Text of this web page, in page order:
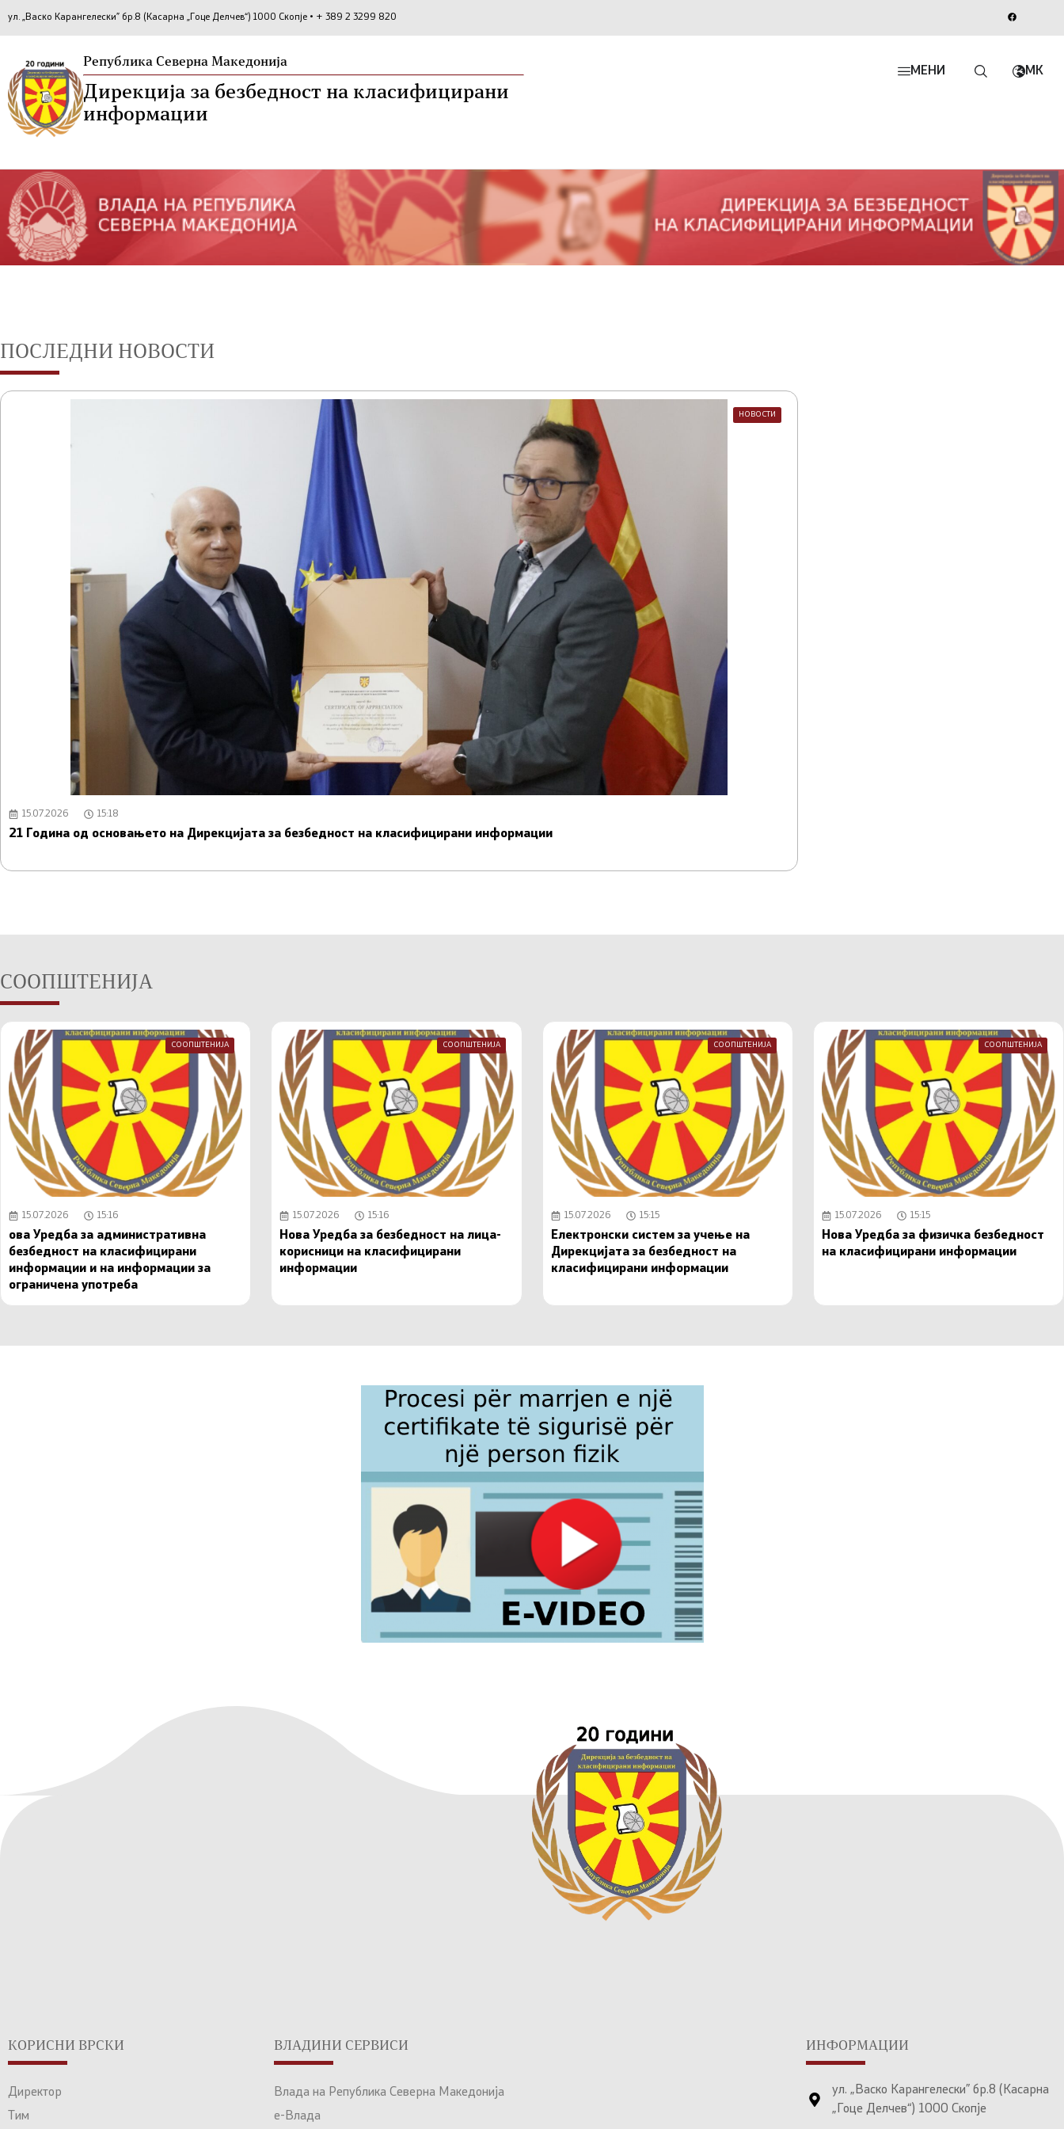
ул. „Васко Карангелески” бр.8 (Касарна „Гоце Делчев“) 1000 Скопје • + 389 2 3299 820
Република Северна Македонија
Дирекција за безбедност на класифицирани
информации
МЕНИ MK
ПОСЛЕДНИ НОВОСТИ
НОВОСТИ
15.07.2026 15:18
21 Година од основањето на Дирекцијата за безбедност на класифицирани информации
СООПШТЕНИЈА
СООПШТЕНИЈА
15.07.2026 15:16
ова Уредба за административна
безбедност на класифицирани
информации и на информации за
ограничена употреба
СООПШТЕНИЈА
15.07.2026 15:16
Нова Уредба за безбедност на лица-
корисници на класифицирани
информации
СООПШТЕНИЈА
15.07.2026 15:15
Електронски систем за учење на
Дирекцијата за безбедност на
класифицирани информации
СООПШТЕНИЈА
15.07.2026 15:15
Нова Уредба за физичка безбедност
на класифицирани информации
КОРИСНИ ВРСКИ
Директор
Тим
ВЛАДИНИ СЕРВИСИ
Влада на Република Северна Македонија
е-Влада
ИНФОРМАЦИИ
ул. „Васко Карангелески” бр.8 (Касарна
„Гоце Делчев“) 1000 Скопје